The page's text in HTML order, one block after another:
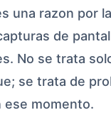
una razon por
de
No se trata
se trata de
ese momento.